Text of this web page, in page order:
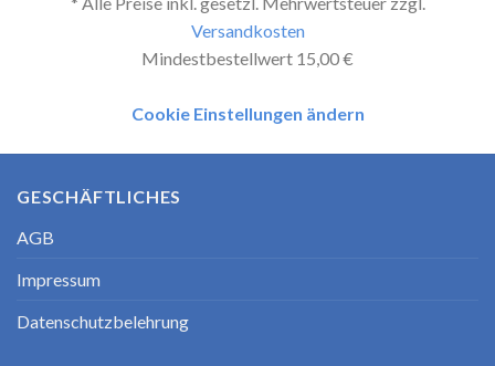
Versandkosten
Mindestbestellwert 15,00 €
Cookie Einstellungen ändern
GESCHÄFTLICHES
AGB
Impressum
Datenschutzbelehrung